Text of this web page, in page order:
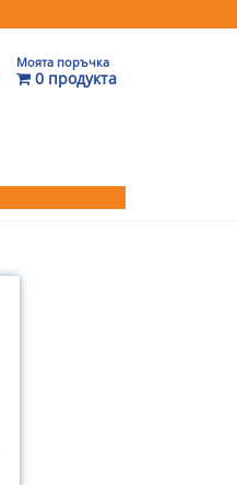
Моята поръчка
0 продукта